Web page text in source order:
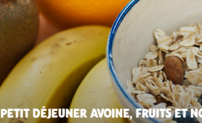
PETIT DÉJEUNER AVOINE, FRUITS ET